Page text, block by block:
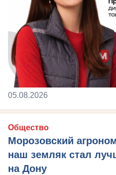
05.08.2026
Общество
Морозовский
наш земляк стал
на Дону